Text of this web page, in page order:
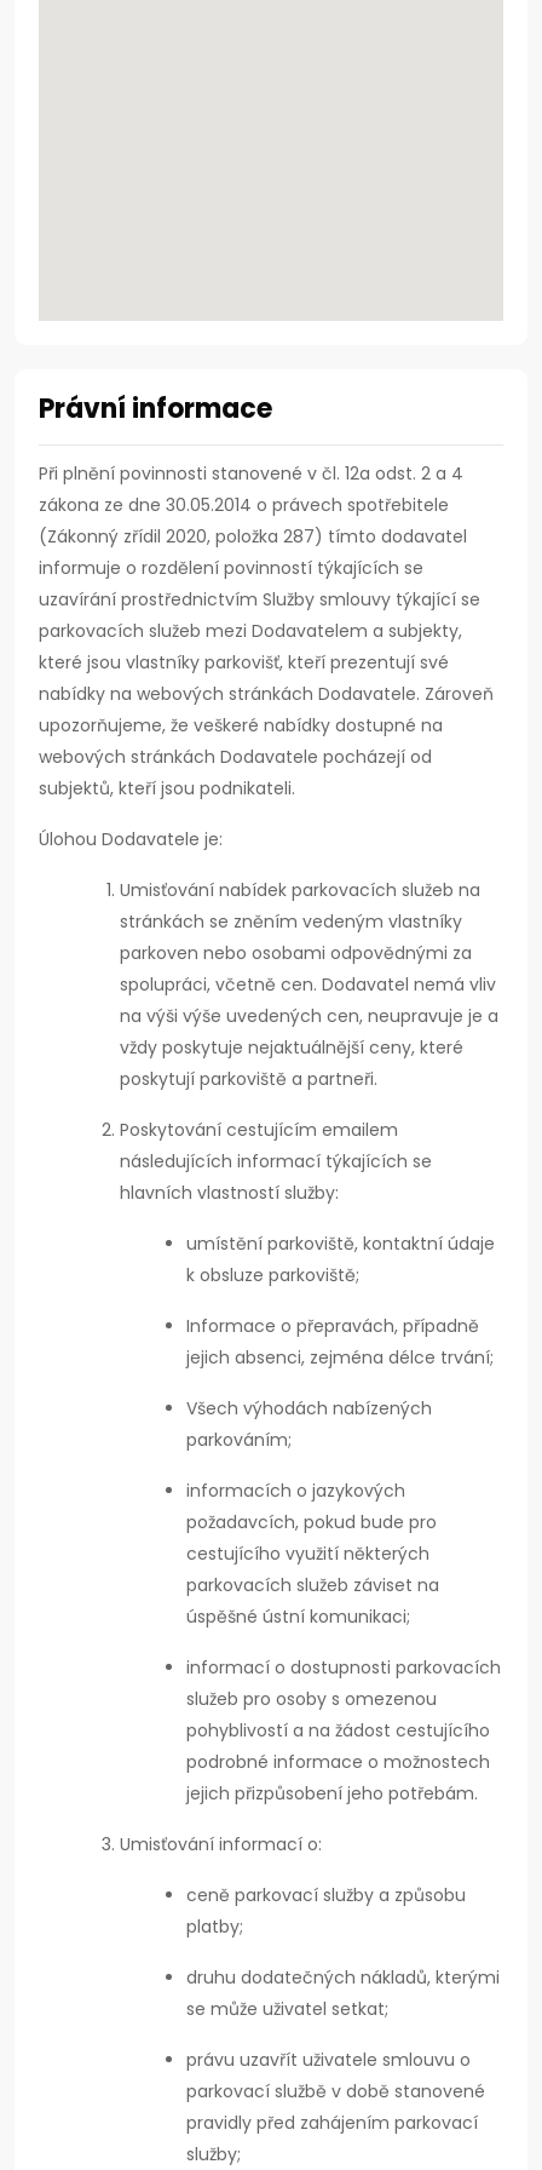
Právní informace
Při plnění povinnosti stanovené v čl. 12a odst. 2 a 4
zákona ze dne 30.05.2014 o právech spotřebitele
(Zákonný zřídil 2020, položka 287) tímto dodavatel
informuje o rozdělení povinností týkajících se
uzavírání prostřednictvím Služby smlouvy týkající se
parkovacích služeb mezi Dodavatelem a subjekty,
které jsou vlastníky parkovišť, kteří prezentují své
nabídky na webových stránkách Dodavatele. Zároveň
upozorňujeme, že veškeré nabídky dostupné na
webových stránkách Dodavatele pocházejí od
subjektů, kteří jsou podnikateli.
Úlohou Dodavatele je:
Umisťování nabídek parkovacích služeb na
stránkách se zněním vedeným vlastníky
parkoven nebo osobami odpovědnými za
spolupráci, včetně cen. Dodavatel nemá vliv
na výši výše uvedených cen, neupravuje je a
vždy poskytuje nejaktuálnější ceny, které
poskytují parkoviště a partneři.
Poskytování cestujícím emailem
následujících informací týkajících se
hlavních vlastností služby:
umístění parkoviště, kontaktní údaje
k obsluze parkoviště;
Informace o přepravách, případně
jejich absenci, zejména délce trvání;
Všech výhodách nabízených
parkováním;
informacích o jazykových
požadavcích, pokud bude pro
cestujícího využití některých
parkovacích služeb záviset na
úspěšné ústní komunikaci;
informací o dostupnosti parkovacích
služeb pro osoby s omezenou
pohyblivostí a na žádost cestujícího
podrobné informace o možnostech
jejich přizpůsobení jeho potřebám.
Umisťování informací o:
ceně parkovací služby a způsobu
platby;
druhu dodatečných nákladů, kterými
se může uživatel setkat;
právu uzavřít uživatele smlouvu o
parkovací službě v době stanovené
pravidly před zahájením parkovací
služby;